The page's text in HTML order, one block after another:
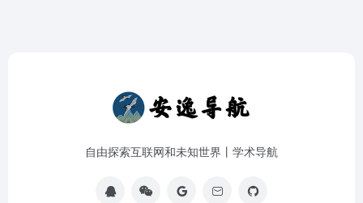
自由探索互联网和未知世界丨学术导航